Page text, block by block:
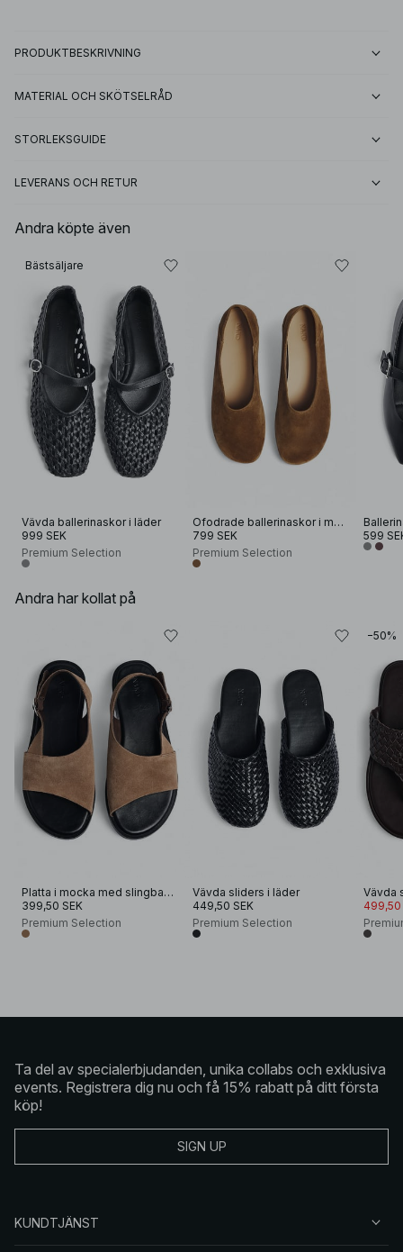
PRODUKTBESKRIVNING
MATERIAL OCH SKÖTSELRÅD
STORLEKSGUIDE
LEVERANS OCH RETUR
Andra köpte även
Bästsäljare
Vävda ballerinaskor i läder
999 SEK
Premium Selection
Ofodrade ballerinaskor i mocka
799 SEK
Premium Selection
599
Andra har kollat på
Platta i mocka med slingback och bred rem
399,50 SEK
Premium Selection
Vävda sliders i läder
449,50 SEK
Premium Selection
−50%
Vävda
499,50
Ta del av specialerbjudanden, unika collabs och exklusiva
events. Registrera dig nu och få 15% rabatt på ditt första
köp!
SIGN UP
KUNDTJÄNST